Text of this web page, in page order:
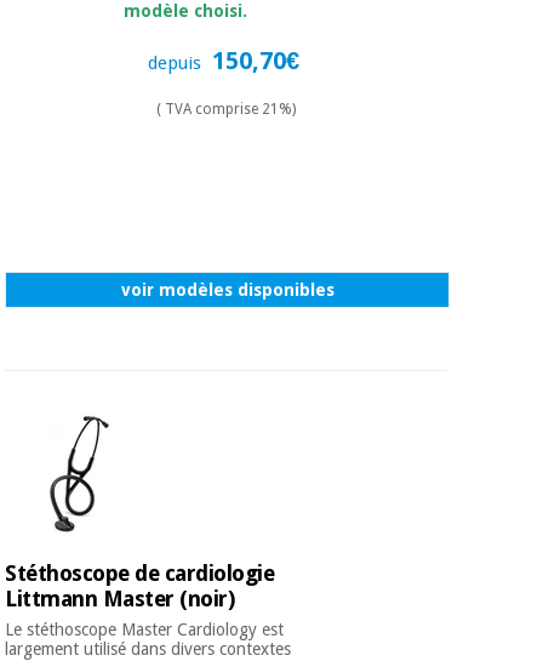
modèle choisi.
depuis 150,70€
( TVA comprise 21%)
voir modèles disponibles
Stéthoscope de cardiologie
Littmann Master (noir)
Le stéthoscope Master Cardiology est
largement utilisé dans divers contextes